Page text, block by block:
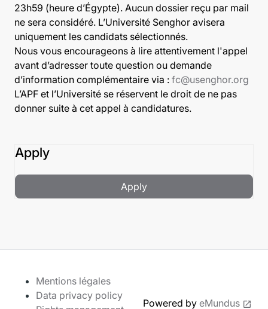
23h59 (heure d’Égypte). Aucun dossier reçu par mail
ne sera considéré. L’Université Senghor avisera
uniquement les candidats sélectionnés.
Nous vous encourageons à lire attentivement l'appel
avant d’adresser toute question ou demande
d’information complémentaire via : fc@usenghor.org
L’APF et l’Université se réservent le droit de ne pas
donner suite à cet appel à candidatures.
Apply
Apply
Mentions légales
Data privacy policy
Powered by eMundus